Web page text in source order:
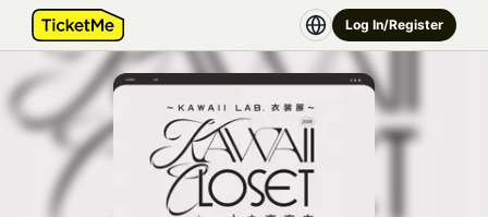
Log In/Register